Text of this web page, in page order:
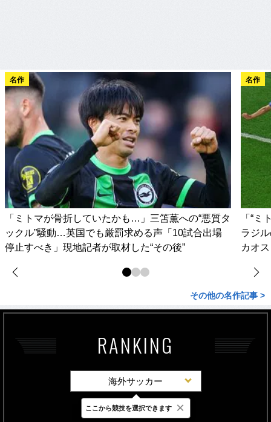
名作
「ミトマが骨折していたかも…」三笘薫への“悪質タ
ックル”騒動…英国でも厳罰求める声「10試合出場
停止すべき」現地記者が取材した“その後”
名作
「“
ラジ
カオ
その他の名作記事 >
RANKING
海外サッカー
最新 24時間 週間
ここから競技を選択できます ×